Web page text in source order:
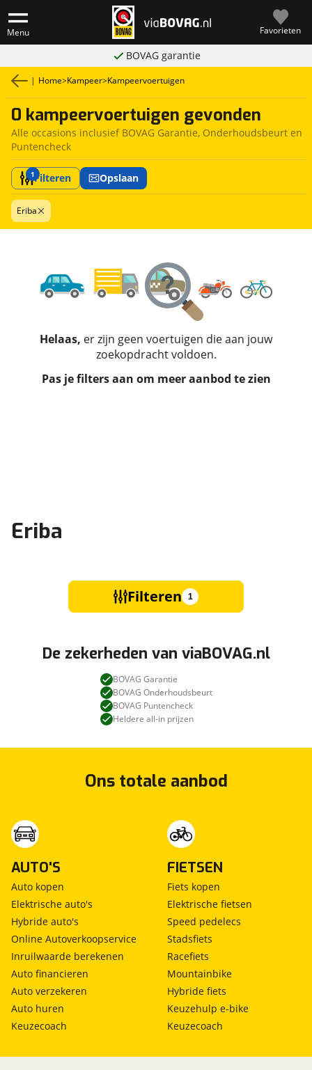
Menu Favorieten
BOVAG garantie
| Home>Kampeer>Kampeervoertuigen
0 kampeervoertuigen gevonden
Alle occasions inclusief BOVAG Garantie, Onderhoudsbeurt en
Puntencheck
1Filteren Opslaan
Eriba
Helaas, er zijn geen voertuigen die aan jouw
zoekopdracht voldoen.
Pas je filters aan om meer aanbod te zien
Eriba
Filteren 1
De zekerheden van viaBOVAG.nl
BOVAG Garantie
BOVAG Onderhoudsbeurt
BOVAG Puntencheck
Heldere all-in prijzen
Ons totale aanbod
AUTO'S
Auto kopen
Elektrische auto's
Hybride auto's
Online Autoverkoopservice
Inruilwaarde berekenen
Auto financieren
Auto verzekeren
Auto huren
Keuzecoach
FIETSEN
Fiets kopen
Elektrische fietsen
Speed pedelecs
Stadsfiets
Racefiets
Mountainbike
Hybride fiets
Keuzehulp e-bike
Keuzecoach